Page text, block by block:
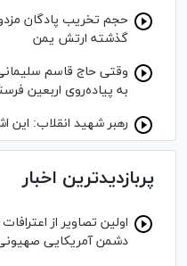
حجم تخریب پادگان
گذشته ارتش یمن
وقتی حاج قاسم
به پیاده‌روی اربعین
رهبر شهید انقلاب: این
پربازدیدترین اخبار
اولین تصاویر از
دشمن آمریکایی